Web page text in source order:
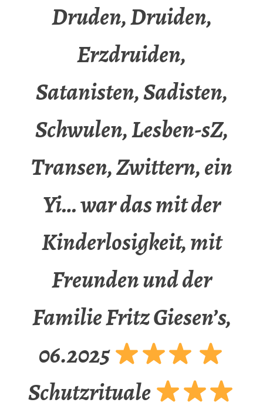
Druden, Druiden,
Erzdruiden,
Satanisten, Sadisten,
Schwulen, Lesben-sZ,
Transen, Zwittern, ein
Yi… war das mit der
Kinderlosigkeit, mit
Freunden und der
Familie Fritz Giesen’s,
06.2025
Schutzrituale